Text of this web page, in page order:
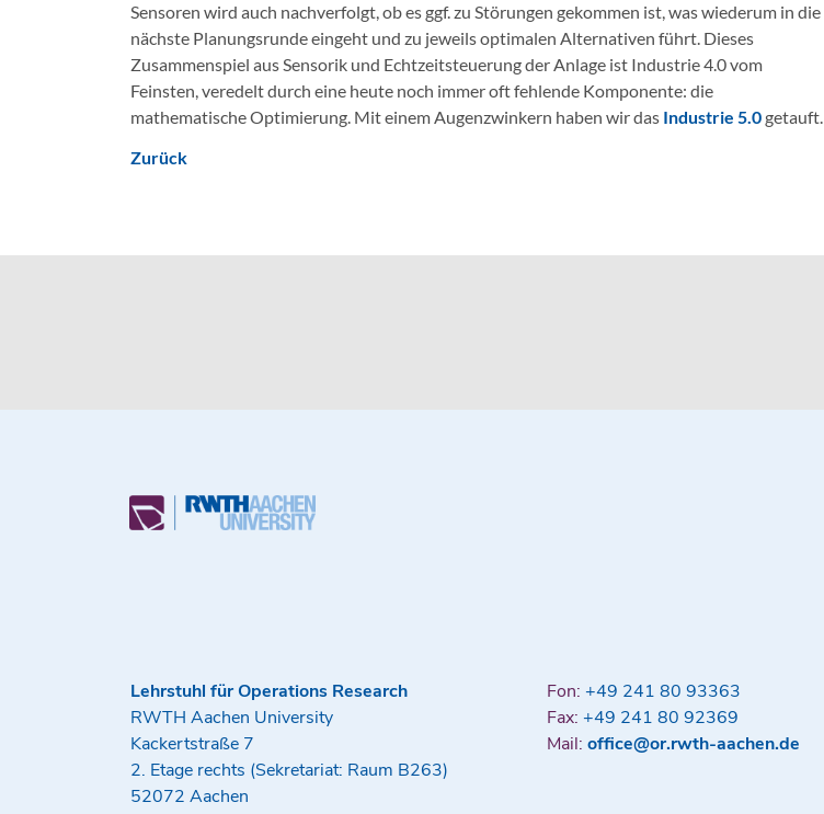
Sensoren wird auch nachverfolgt, ob es ggf. zu Störungen gekommen ist, was wiederum in die
nächste Planungsrunde eingeht und zu jeweils optimalen Alternativen führt. Dieses
Zusammenspiel aus Sensorik und Echtzeitsteuerung der Anlage ist Industrie 4.0 vom
Feinsten, veredelt durch eine heute noch immer oft fehlende Komponente: die
mathematische Optimierung. Mit einem Augenzwinkern haben wir das Industrie 5.0getauft.
Zurück
Lehrstuhl für Operations Research
RWTH Aachen University
Kackertstraße 7
2. Etage rechts (Sekretariat: Raum B263)
52072 Aachen
Fon: +49 241 80 93363
Fax: +49 241 80 92369
Mail: office@or.rwth-aachen.de